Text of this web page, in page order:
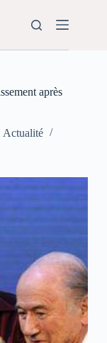
après
Actualité